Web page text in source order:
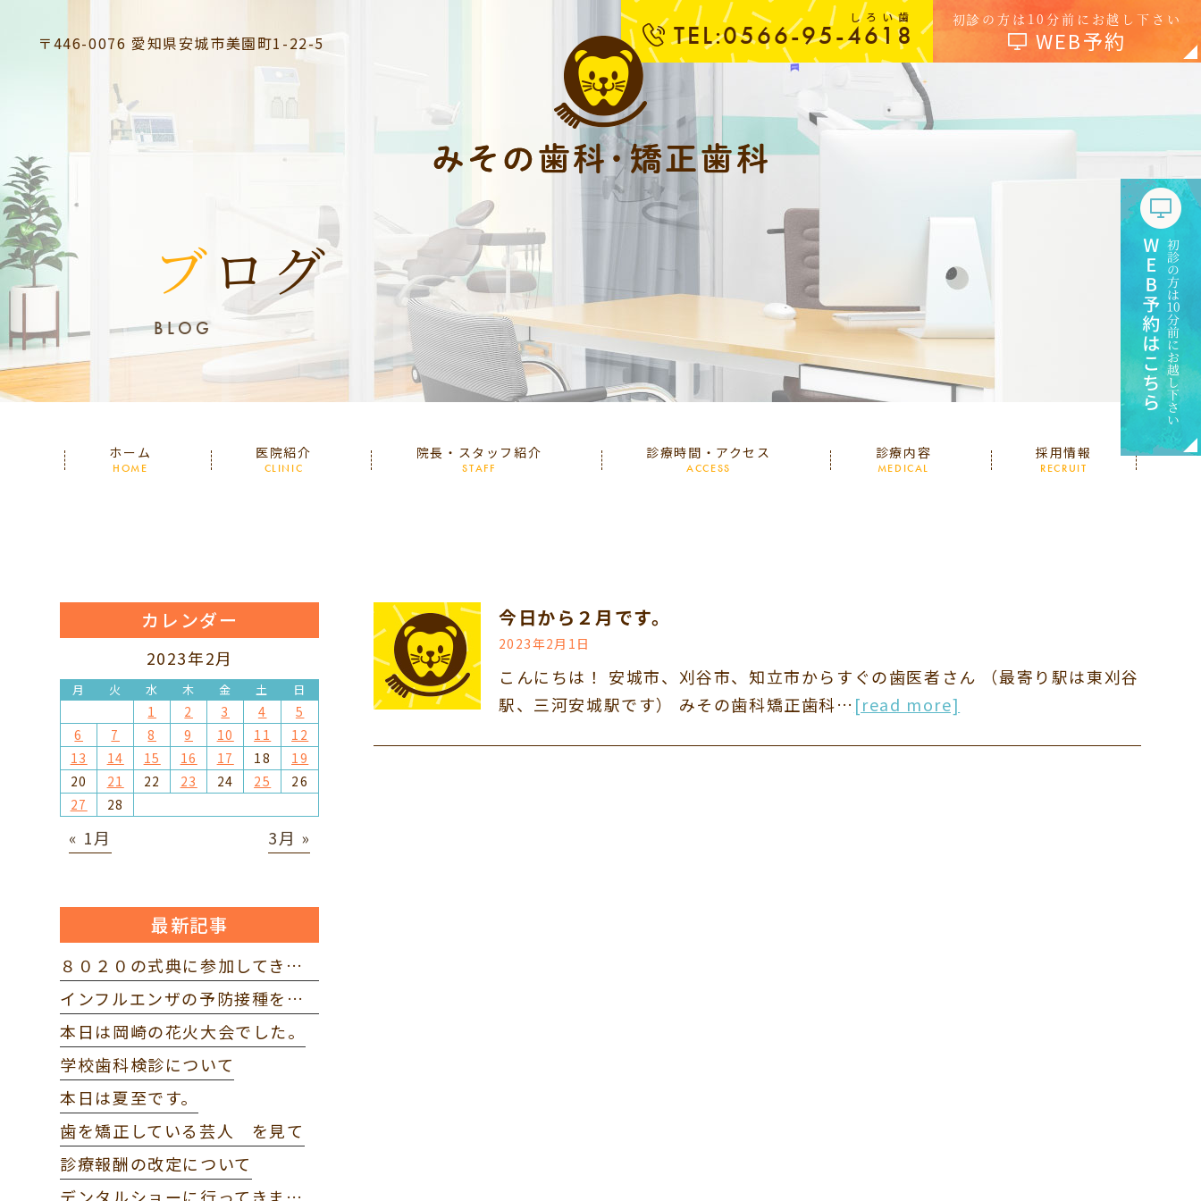
〒446-0076 愛知県安城市美園町1-22-5
しろい歯
TEL:0566-95-4618
初診の方は10分前にお越し下さい
WEB予約
ブログ
BLOG
ホーム
HOME
医院紹介
CLINIC
院長・スタッフ紹介
STAFF
診療時間・アクセス
ACCESS
診療内容
MEDICAL
採用情報
RECRUIT
今日から２月です。
2023年2月1日
こんにちは！ 安城市、刈谷市、知立市からすぐの歯医者さん （最寄り駅は東刈谷
駅、三河安城駅です） みその歯科矯正歯科… [read more]
カレンダー
2023年2月
月 火 水 木 金 土 日
1 2 3 4
5
6
7 8 9 10 11
12
13
14 15 16 17 18
19
20
21 22 23 24 25
26
27
28
« 1月 3月 »
最新記事
８０２０の式典に参加してきました。
インフルエンザの予防接種を打ってきました。
本日は岡崎の花火大会でした。
学校歯科検診について
本日は夏至です。
歯を矯正している芸人 を見て
診療報酬の改定について